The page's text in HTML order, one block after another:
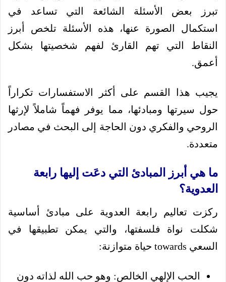
تبرز بعض الأسئلة الشائعة التي تساعد في
استكمال الصورة عنها، هذه الأسئلة تلخص أبرز
النقاط التي تهم القارئ لفهم شخصيتها بشكل
أعمق.
يجيب هذا القسم على أكثر الاستفسارات تكراراً
حول سيرتها ومبادئها، مما يوفر فهماً شاملاً لإرثها
الروحي والفكري دون الحاجة إلى البحث في مصادر
متعددة.
ما هي أبرز المبادئ التي دعَت إليها رابعة
العدوية؟
ركزت تعاليم رابعة العدوية على مبادئ أساسية
شكلت نواة فلسفتها، والتي يمكن تطبيقها في
السعي towards حياة متوازنة:
الحب الإلهي الخالص: وهو حب الله لذاته دون